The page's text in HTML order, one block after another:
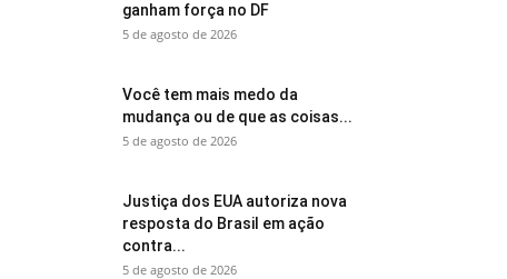
ganham força no DF
5 de agosto de 2026
Você tem mais medo da
mudança ou de que as coisas...
5 de agosto de 2026
Justiça dos EUA autoriza nova
resposta do Brasil em ação
contra...
5 de agosto de 2026